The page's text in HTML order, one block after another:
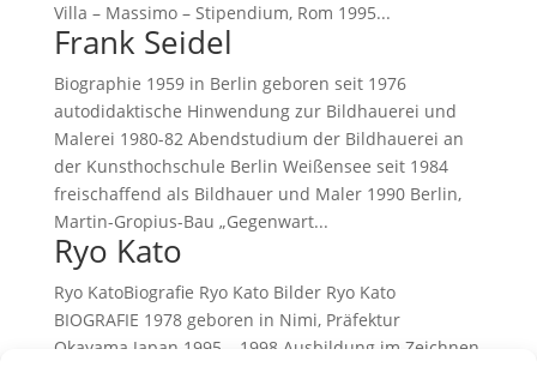
Villa – Massimo – Stipendium, Rom 1995...
Frank Seidel
Biographie 1959 in Berlin geboren seit 1976
autodidaktische Hinwendung zur Bildhauerei und
Malerei 1980-82 Abendstudium der Bildhauerei an
der Kunsthochschule Berlin Weißensee seit 1984
freischaffend als Bildhauer und Maler 1990 Berlin,
Martin-Gropius-Bau „Gegenwart...
Ryo Kato
Ryo KatoBiografie Ryo Kato Bilder Ryo Kato
BIOGRAFIE 1978 geboren in Nimi, Präfektur
Okayama Japan 1995 – 1998 Ausbildung im Zeichnen